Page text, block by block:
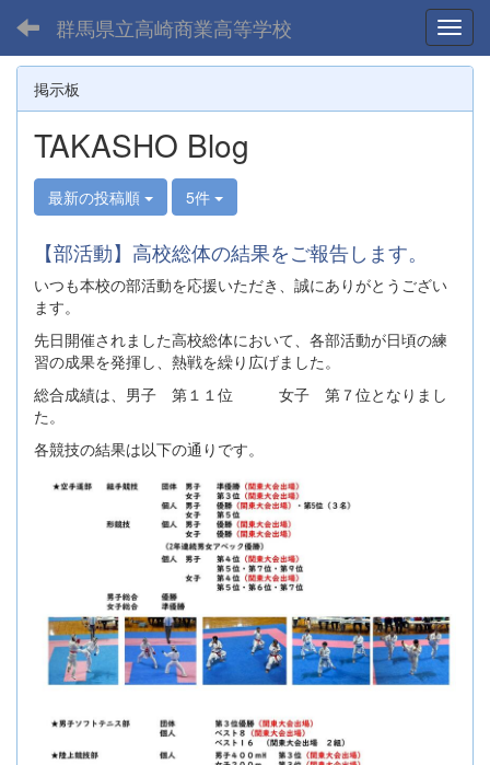
群馬県立高崎商業高等学校
掲示板
TAKASHO Blog
最新の投稿順 5件
【部活動】高校総体の結果をご報告します。
いつも本校の部活動を応援いただき、誠にありがとうござい
ます。
先日開催されました高校総体において、各部活動が日頃の練
習の成果を発揮し、熱戦を繰り広げました。
総合成績は、男子 第１１位 女子 第７位となりまし
た。
各競技の結果は以下の通りです。